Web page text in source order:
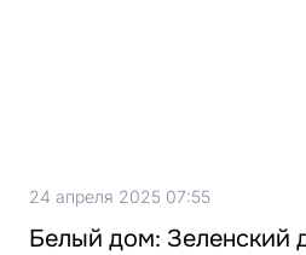
24 апреля 2025 07:55
Белый дом: Зеленский